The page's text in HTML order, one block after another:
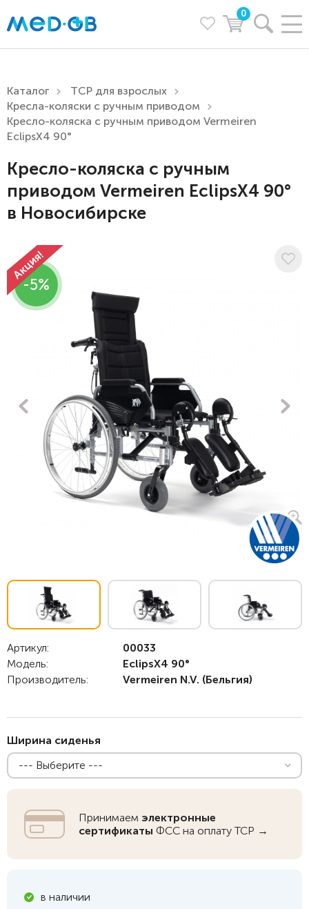
0
Каталог
ТСР для взрослых
Кресла-коляски с ручным приводом
Кресло-коляска с ручным приводом Vermeiren
EclipsX4 90°
Кресло-коляска с ручным
приводом Vermeiren EclipsX4 90°
в Новосибирске
-5%
Артикул:
00033
Модель:
EclipsX4 90°
Производитель:
Vermeiren N.V. (Бельгия)
Ширина сиденья
--- Выберите ---
Принимаем электронные
сертификаты ФСС на оплату ТСР →
в наличии